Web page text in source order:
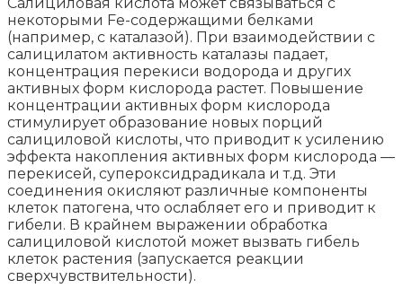
некоторыми Fe-содержащими белками
(например, с каталазой). При взаимодействии с
салицилатом активность каталазы падает,
концентрация перекиси водорода и других
активных форм кислорода растет. Повышение
концентрации активных форм кислорода
стимулирует образование новых порций
салициловой кислоты, что приводит к усилению
эффекта накопления активных форм кислорода —
перекисей, супероксидрадикала и т.д. Эти
соединения окисляют различные компоненты
клеток патогена, что ослабляет его и приводит к
гибели. В крайнем выражении обработка
салициловой кислотой может вызвать гибель
клеток растения (запускается реакции
сверхчувствительности).